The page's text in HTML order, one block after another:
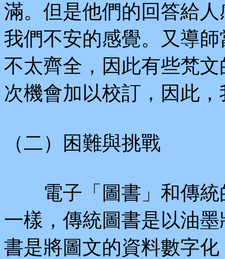
滿。但是他們的回答給
我們不安的感覺。又導
不太齊全，因此有些梵
次機會加以校訂，因此
（二）困難與挑戰
電子「圖書」和傳統
一樣，傳統圖書是以油
書是將圖文的資料數字